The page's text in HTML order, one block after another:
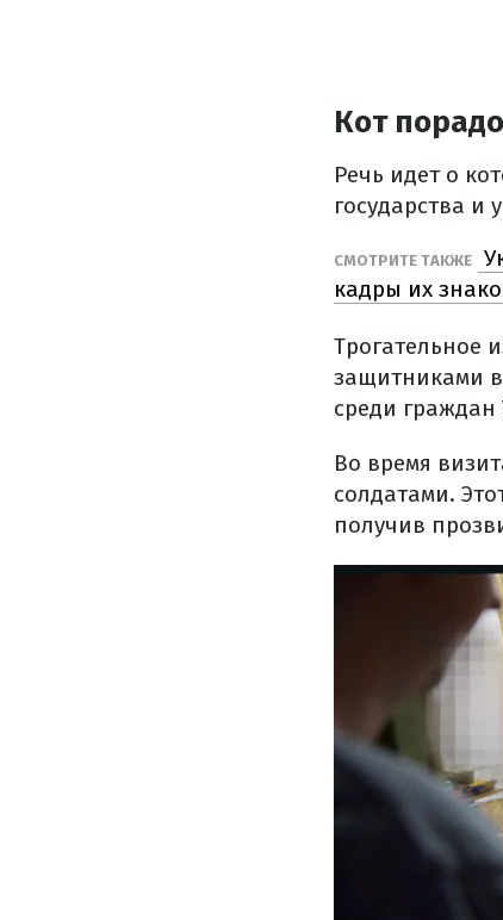
Кот
Речь идет о
государства и
СМОТРИТЕ ТАКЖЕ
кадры их
Трогательное
защитниками
среди
Во время
солдатами.
получив